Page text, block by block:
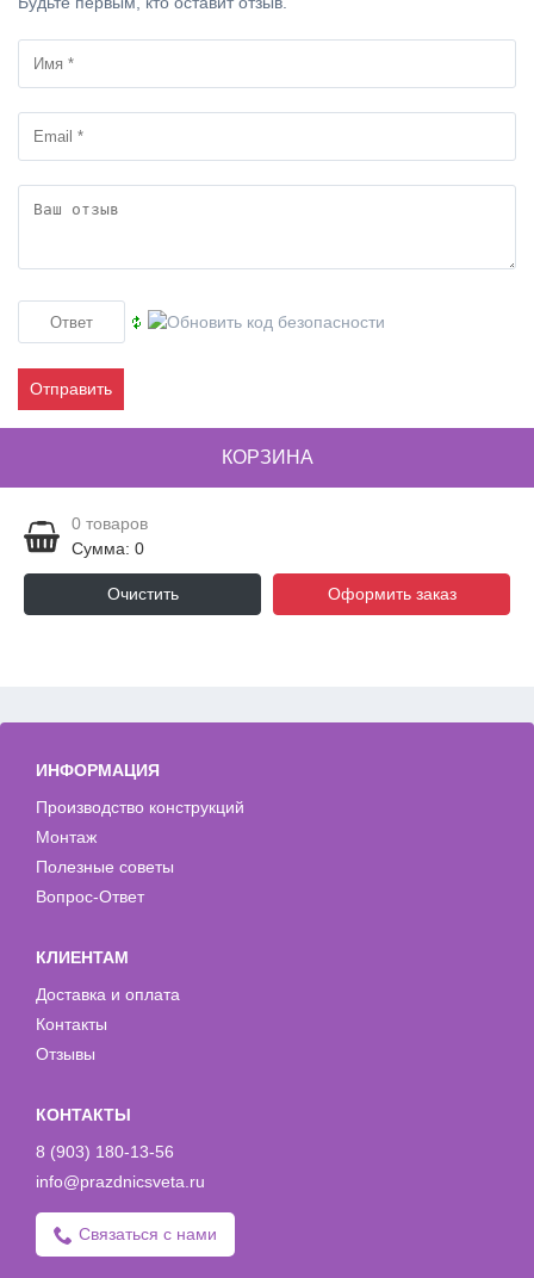
Отправить
КОРЗИНА
0 товаров
Сумма: 0
Очистить Оформить заказ
ИНФОРМАЦИЯ
Производство конструкций
Монтаж
Полезные советы
Вопрос-Ответ
КЛИЕНТАМ
Доставка и оплата
Контакты
Отзывы
КОНТАКТЫ
8 (903) 180-13-56
info@prazdnicsveta.ru
Связаться с нами